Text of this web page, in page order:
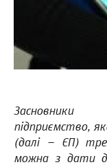
Засновники
підприємство,
(далі – ЄП)
можна з дати